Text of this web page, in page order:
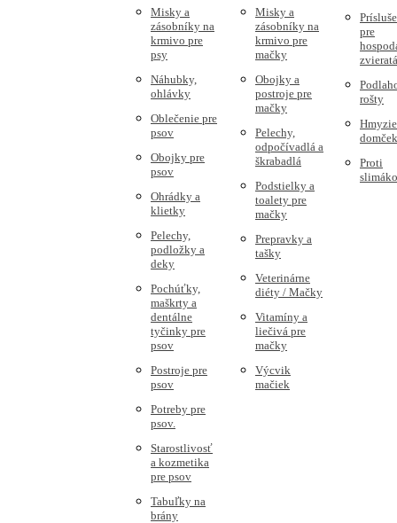
Misky a
zásobníky na
krmivo pre
psy
Náhubky,
ohlávky
Oblečenie pre
psov
Obojky pre
psov
Ohrádky a
klietky
Pelechy,
podložky a
deky
Pochúťky,
maškrty a
dentálne
tyčinky pre
psov
Postroje pre
psov
Potreby pre
psov.
Starostlivosť
a kozmetika
pre psov
Tabuľky na
brány
Misky a
zásobníky na
krmivo pre
mačky
Obojky a
postroje pre
mačky
Pelechy,
odpočívadlá a
škrabadlá
Podstielky a
toalety pre
mačky
Prepravky a
tašky
Veterinárne
diéty / Mačky
Vitamíny a
liečivá pre
mačky
Výcvik
mačiek
pre
zvieratá
rošty
Hmyzie
Proti